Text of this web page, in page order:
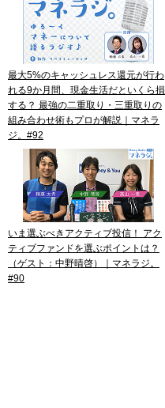
最大5%のキャッシュレス還元が行わ
れる9か月間、現金生活だといくら損
する？ 最強の二重取り・三重取りの
組み合わせ術もプロが解説｜マネラ
ジ。#92
いま選ぶべきアクティブ投信！ アク
ティブファンドを選ぶポイントは？
（ゲスト：中野晴啓）｜マネラジ。
#90